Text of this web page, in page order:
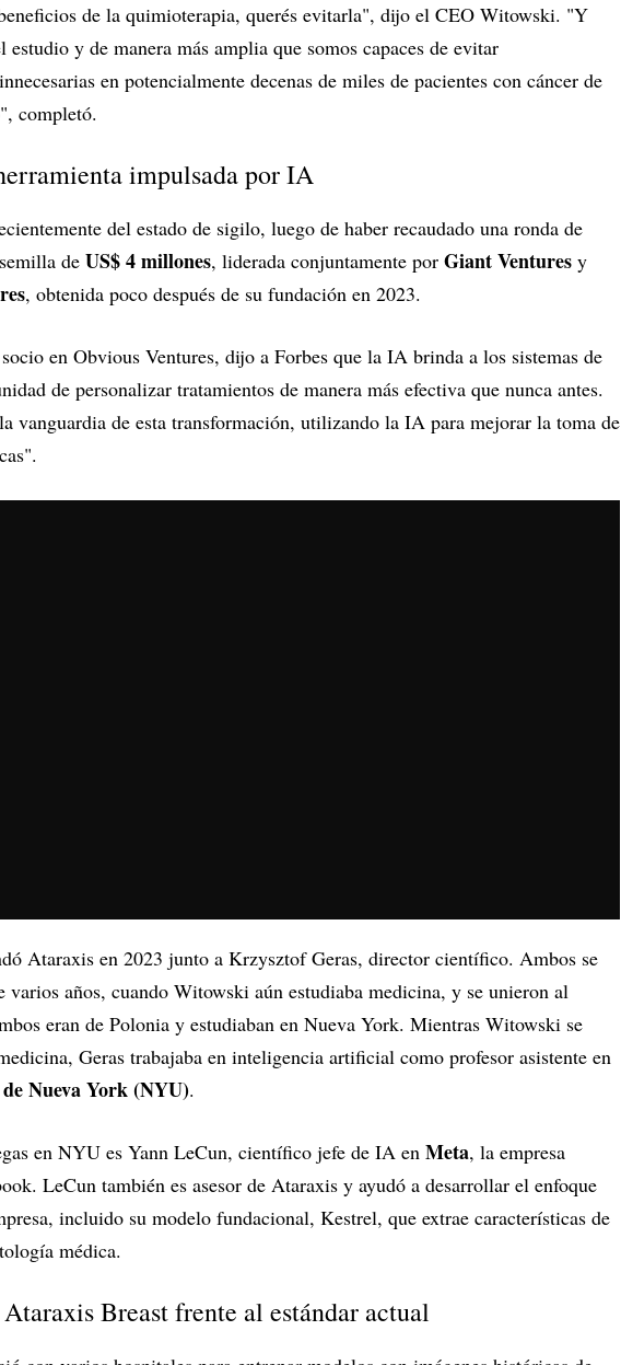
de la quimioterapia, querés evitarla", dijo el CEO Witowski. "Y
estudio y de manera más amplia que somos capaces de evitar
en potencialmente decenas de miles de pacientes con cáncer de
completó.
impulsada por IA
del estado de sigilo, luego de haber recaudado una ronda de
de US$ 4 millones, liderada conjuntamente por Giant Ventures y
, obtenida poco después de su fundación en 2023.
en Obvious Ventures, dijo a Forbes que la IA brinda a los sistemas de
de personalizar tratamientos de manera más efectiva que nunca antes.
vanguardia de esta transformación, utilizando la IA para mejorar la toma de
Ataraxis en 2023 junto a Krzysztof Geras, director científico. Ambos se
varios años, cuando Witowski aún estudiaba medicina, y se unieron al
eran de Polonia y estudiaban en Nueva York. Mientras Witowski se
Geras trabajaba en inteligencia artificial como profesor asistente en
Nueva York (NYU).
en NYU es Yann LeCun, científico jefe de IA en Meta, la empresa
LeCun también es asesor de Ataraxis y ayudó a desarrollar el enfoque
incluido su modelo fundacional, Kestrel, que extrae características de
médica.
Breast frente al estándar actual